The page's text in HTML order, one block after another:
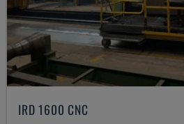
IRD 1600 CNC